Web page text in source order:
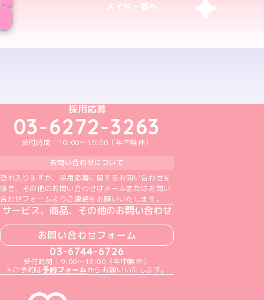
メイド一覧へ
めいどりーみんTikTok公式アカウント
めいどりーみんX公式アカウント
採用応募
03-6272-3263
受付時間：10:00～19:00（年中無休）
お問い合わせについて
恐れ入りますが、採用応募に関するお問い合わせを
除き、その他のお問い合わせはメールまたはお問い
合わせフォームよりご連絡をお願いいたします。
サービス、商品、その他のお問い合わせ
お問い合わせフォーム
03-6744-6726
受付時間：9:00～18:00（年中無休）
＊ご予約は予約フォームからお願いいたします。